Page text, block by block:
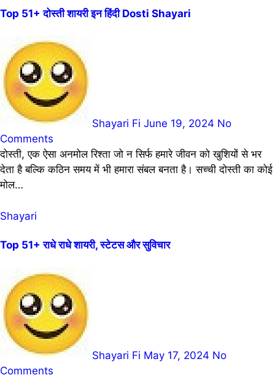
Top 51+ दोस्ती शायरी इन हिंदी Dosti Shayari
Shayari Fi June 19, 2024 No
Comments
दोस्ती, एक ऐसा अनमोल रिश्ता जो न सिर्फ हमारे जीवन को खुशियों से भर
देता है बल्कि कठिन समय में भी हमारा संबल बनता है। सच्ची दोस्ती का कोई
मोल…
Shayari
Top 51+ राधे राधे शायरी, स्टेटस और सुविचार
Shayari Fi May 17, 2024 No
Comments